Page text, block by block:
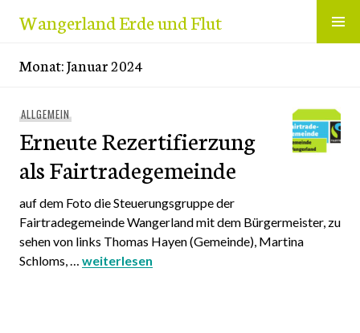
InhaltWangerland Erde und Flut
Monat:Januar 2024
ALLGEMEIN
Erneute Rezertifierzung
als Fairtradegemeinde
auf dem Foto die Steuerungsgruppe der
Fairtradegemeinde Wangerland mit dem Bürgermeister, zu
sehen von links Thomas Hayen (Gemeinde), Martina
Schloms, … Erneute Rezertifierzung als Fairtradegemeinde
weiterlesen